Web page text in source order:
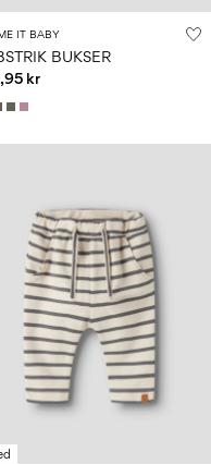
IT BABY
BUKSER
kr